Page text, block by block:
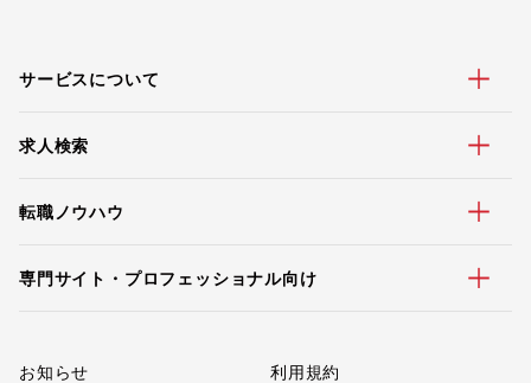
サービスについて
求人検索
転職ノウハウ
専門サイト・プロフェッショナル向け
お知らせ 利用規約